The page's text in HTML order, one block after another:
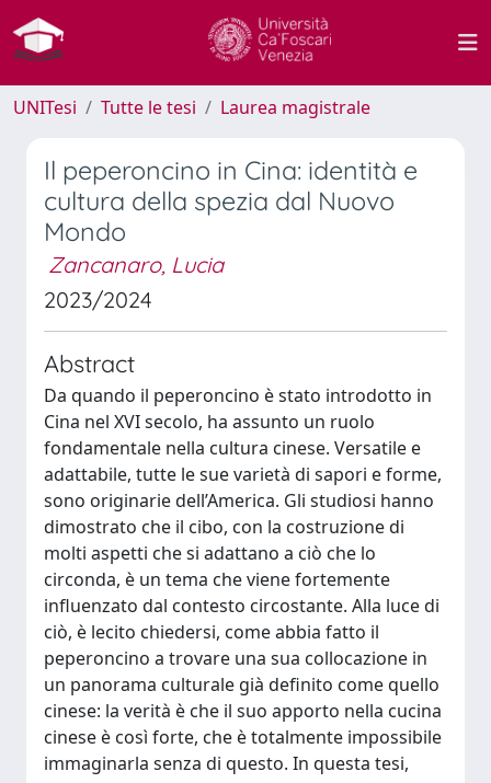
UNITesi Tutte le tesi Laurea magistrale
Il peperoncino in Cina: identità e
cultura della spezia dal Nuovo
Mondo
Zancanaro, Lucia
2023/2024
Abstract
Da quando il peperoncino è stato introdotto in
Cina nel XVI secolo, ha assunto un ruolo
fondamentale nella cultura cinese. Versatile e
adattabile, tutte le sue varietà di sapori e forme,
sono originarie dell’America. Gli studiosi hanno
dimostrato che il cibo, con la costruzione di
molti aspetti che si adattano a ciò che lo
circonda, è un tema che viene fortemente
influenzato dal contesto circostante. Alla luce di
ciò, è lecito chiedersi, come abbia fatto il
peperoncino a trovare una sua collocazione in
un panorama culturale già definito come quello
cinese: la verità è che il suo apporto nella cucina
cinese è così forte, che è totalmente impossibile
immaginarla senza di questo. In questa tesi,